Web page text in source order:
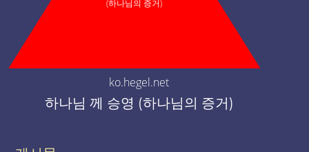
(하나님의 증거)
ko.hegel.net
하나님 께 승영 (하나님의 증거)